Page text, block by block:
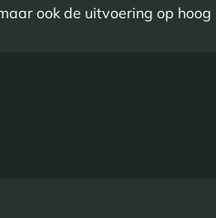
ook de uitvoering op